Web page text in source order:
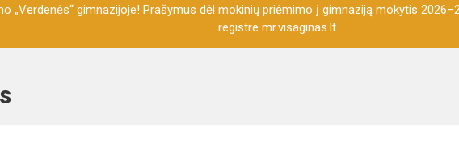
„Verdenės“ gimnazijoje! Prašymus dėl mokinių priėmimo į gimnaziją mokytis
registre mr.visaginas.lt